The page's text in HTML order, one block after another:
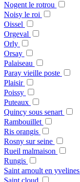
Nogent le rotrou
Noisy le roi
Oissel
Orgeval
Orly
Orsay
Palaiseau
Paray vieille poste
Plaisir
Poissy
Puteaux
Quincy sous senart
Rambouillet
Ris orangis
Rosny sur seine
Rueil malmaison
Rungis
Saint arnoult en yvelines